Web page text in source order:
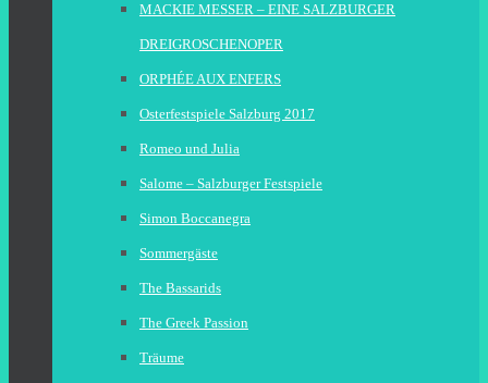
MACKIE MESSER – EINE SALZBURGER
DREIGROSCHENOPER
ORPHÉE AUX ENFERS
Osterfestspiele Salzburg 2017
Romeo und Julia
Salome – Salzburger Festspiele
Simon Boccanegra
Sommergäste
The Bassarids
The Greek Passion
Träume